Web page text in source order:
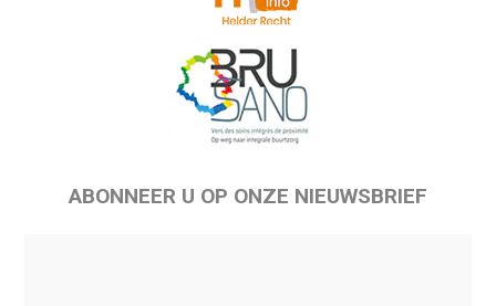
ABONNEER U OP ONZE NIEUWSBRIEF